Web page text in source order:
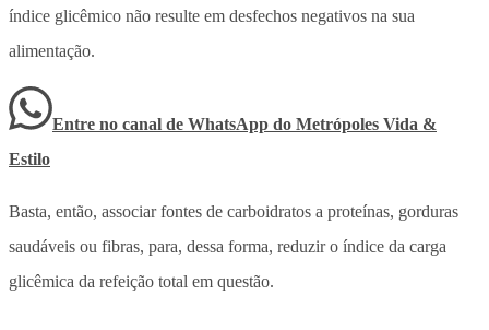
índice glicêmico não resulte em desfechos negativos na sua
alimentação.
Entre no canal de WhatsApp do Metrópoles Vida &
Estilo
Basta, então, associar fontes de carboidratos a proteínas, gorduras
saudáveis ou fibras, para, dessa forma, reduzir o índice da carga
glicêmica da refeição total em questão.